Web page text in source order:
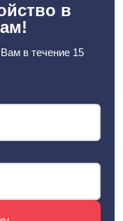
в
в течение 15